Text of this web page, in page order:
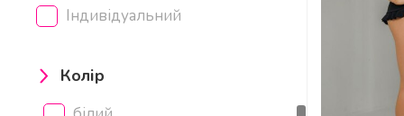
Індивідуальний
Колір